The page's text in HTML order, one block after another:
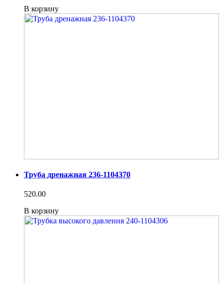
В корзину
Труба дренажная 236-1104370
520.00
В корзину